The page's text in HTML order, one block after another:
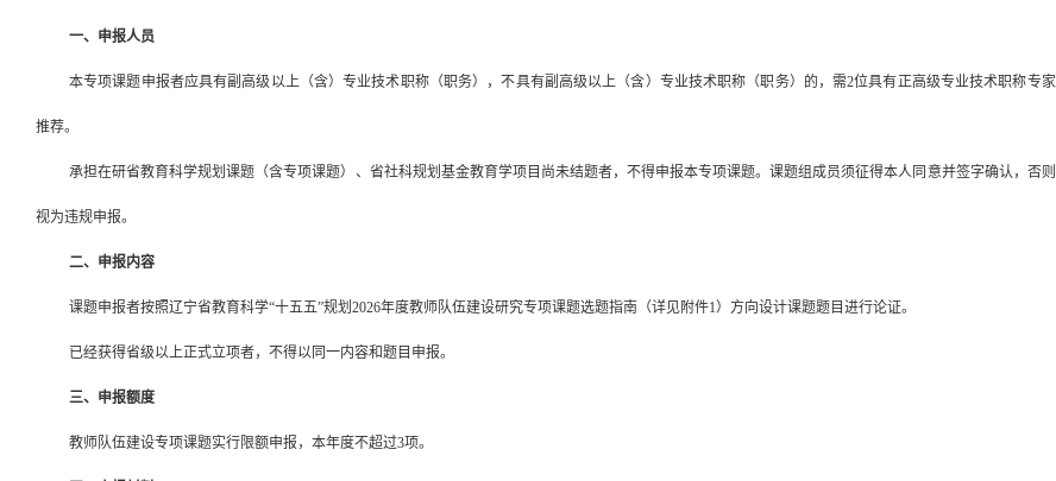
一、申报人员
本专项课题申报者应具有副高级以上（含）专业技术职称（职务），不具有副高级以上（含）专业技术职称（职务）的，需2位具有正高级专业技术职称专家
推荐。
承担在研省教育科学规划课题（含专项课题）、省社科规划基金教育学项目尚未结题者，不得申报本专项课题。课题组成员须征得本人同意并签字确认，否则
视为违规申报。
二、申报内容
课题申报者按照辽宁省教育科学“十五五”规划2026年度教师队伍建设研究专项课题选题指南（详见附件1）方向设计课题题目进行论证。
已经获得省级以上正式立项者，不得以同一内容和题目申报。
三、申报额度
教师队伍建设专项课题实行限额申报 ， 本年度不超过3项。